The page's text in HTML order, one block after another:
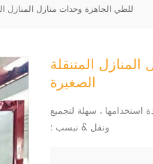
للطي الجاهزة وحدات منازل المنازل
المتنقلة
الصغيرة
استخدامها ، سهلة لتجميع
ونقل & نبسب ؛